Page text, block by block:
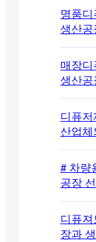
명품디
생산공
매장디
생산공
디퓨저
산업체
# 차량
공장
디퓨져
장과